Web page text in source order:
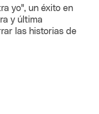
yo", un éxito en
y última
las historias de